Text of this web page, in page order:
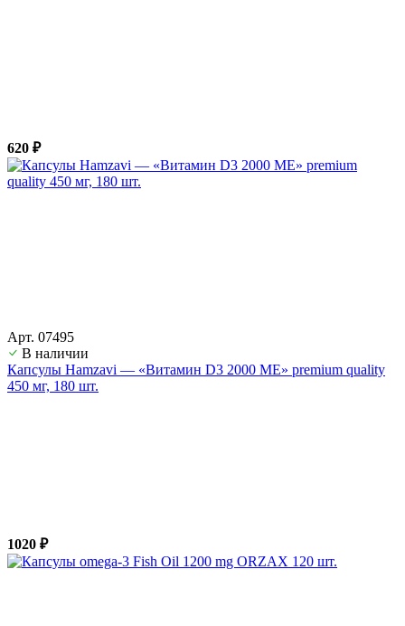
620 ₽
Арт. 07495
В наличии
Капсулы Hamzavi — «Витамин D3 2000 ME» premium quality
450 мг, 180 шт.
1020 ₽